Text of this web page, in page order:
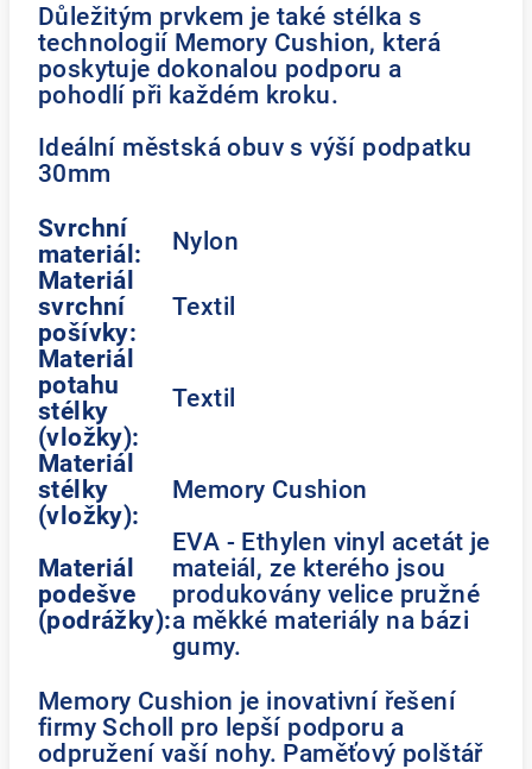
Důležitým prvkem je také stélka s
technologií Memory Cushion, která
poskytuje dokonalou podporu a
pohodlí při každém kroku.
Ideální městská obuv s výší podpatku
30mm
Svrchní
materiál:
Nylon
Materiál
svrchní
pošívky:
Textil
Materiál
potahu
stélky
(vložky):
Textil
Materiál
stélky
(vložky):
Memory Cushion
Materiál
podešve
(podrážky):
EVA - Ethylen vinyl acetát je
mateiál, ze kterého jsou
produkovány velice pružné
a měkké materiály na bázi
gumy.
Memory Cushion je inovativní řešení
firmy Scholl pro lepší podporu a
odpružení vaší nohy. Paměťový polštář